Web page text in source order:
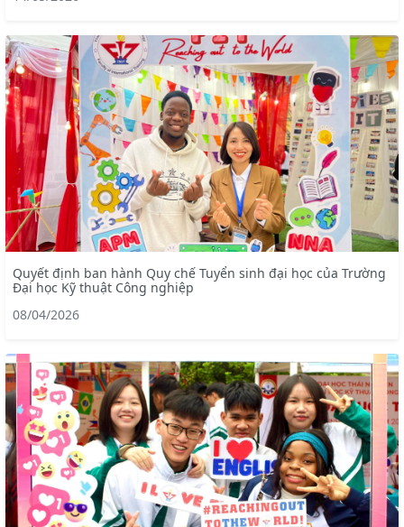
Quyết định ban hành Quy chế Tuyển sinh đại học của Trường
Đại học Kỹ thuật Công nghiệp
08/04/2026